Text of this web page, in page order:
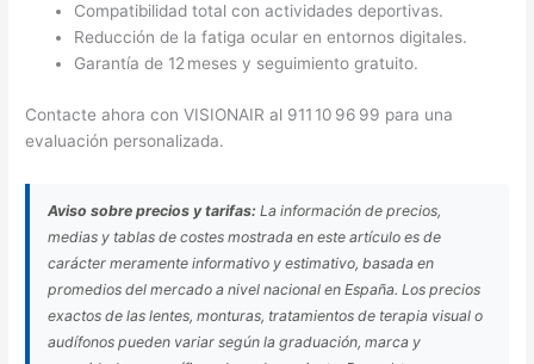
Compatibilidad total con actividades deportivas.
Reducción de la fatiga ocular en entornos digitales.
Garantía de 12 meses y seguimiento gratuito.
Contacte ahora con VISIONAIR al 911 10 96 99 para una
evaluación personalizada.
Aviso sobre precios y tarifas: La información de precios,
medias y tablas de costes mostrada en este artículo es de
carácter meramente informativo y estimativo, basada en
promedios del mercado a nivel nacional en España. Los precios
exactos de las lentes, monturas, tratamientos de terapia visual o
audífonos pueden variar según la graduación, marca y